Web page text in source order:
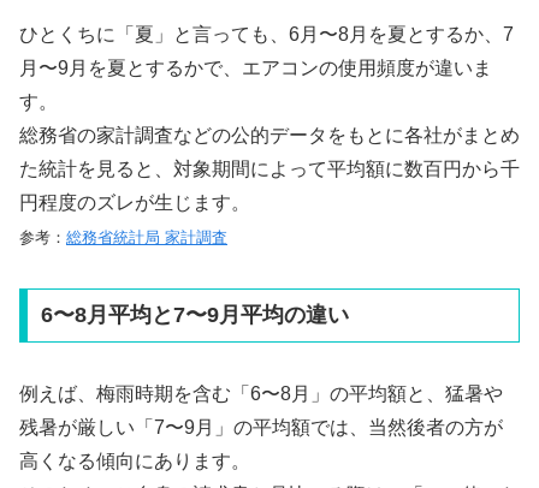
ひとくちに「夏」と言っても、6月〜8月を夏とするか、7
月〜9月を夏とするかで、エアコンの使用頻度が違いま
す。
総務省の家計調査などの公的データをもとに各社がまとめ
た統計を見ると、対象期間によって平均額に数百円から千
円程度のズレが生じます。
参考： 総務省統計局 家計調査
6〜8月平均と7〜9月平均の違い
例えば、梅雨時期を含む「6〜8月」の平均額と、猛暑や
残暑が厳しい「7〜9月」の平均額では、当然後者の方が
高くなる傾向にあります。